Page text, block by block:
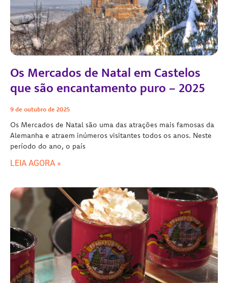
Os Mercados de Natal em Castelos
que são encantamento puro – 2025
9 de outubro de 2025
Os Mercados de Natal são uma das atrações mais famosas da
Alemanha e atraem inúmeros visitantes todos os anos. Neste
período do ano, o país
LEIA AGORA »